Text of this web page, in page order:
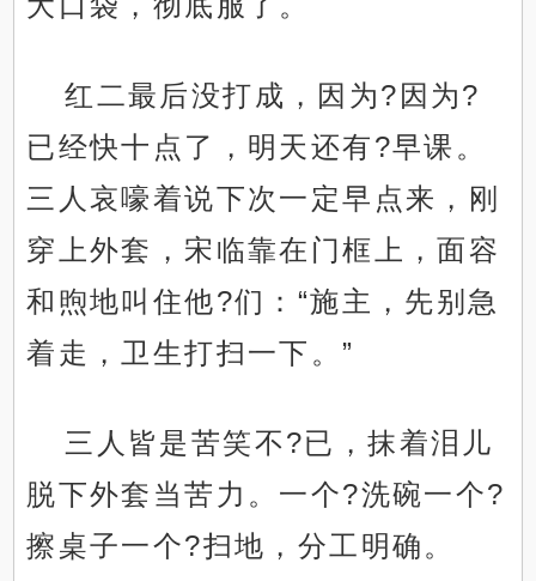
红二最后没打成，因为?因为?
已经快十点了，明天还有?早课。
三人哀嚎着说下次一定早点来，刚
穿上外套，宋临靠在门框上，面容
和煦地叫住他?们：“施主，先别急
着走，卫生打扫一下。”
三人皆是苦笑不?已，抹着泪儿
脱下外套当苦力。一个?洗碗一个?
擦桌子一个?扫地，分工明确。